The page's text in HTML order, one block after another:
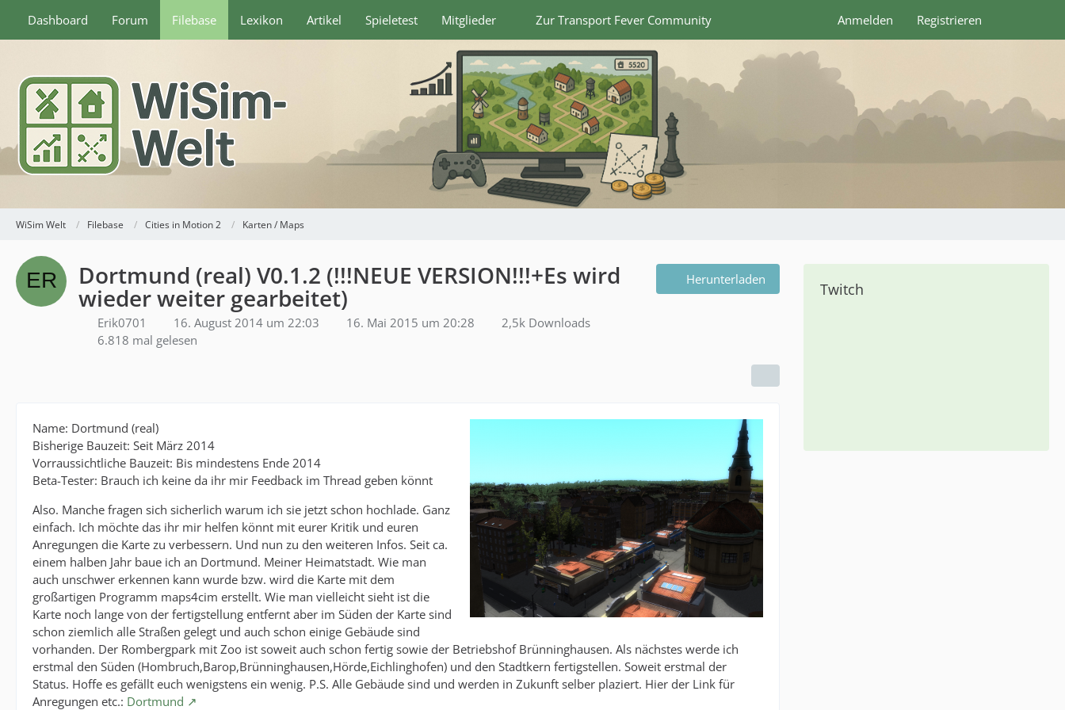
Dashboard Forum Filebase Lexikon Artikel Spieletest Mitglieder Zur Transport Fever Community Anmelden Registrieren
WiSim Welt Filebase Cities in Motion 2 Karten / Maps
Dortmund (real) V0.1.2 (!!!NEUE VERSION!!!+Es wird
wieder weiter gearbeitet)
Erik0701 16. August 2014 um 22:03 16. Mai 2015 um 20:28
2,5k Downloads
6.818 mal gelesen
Herunterladen
Name: Dortmund (real)
Bisherige Bauzeit: Seit März 2014
Vorraussichtliche Bauzeit: Bis mindestens Ende 2014
Beta-Tester: Brauch ich keine da ihr mir Feedback im Thread geben könnt
Also. Manche fragen sich sicherlich warum ich sie jetzt schon hochlade. Ganz
einfach. Ich möchte das ihr mir helfen könnt mit eurer Kritik und euren
Anregungen die Karte zu verbessern. Und nun zu den weiteren Infos. Seit ca.
einem halben Jahr baue ich an Dortmund. Meiner Heimatstadt. Wie man
auch unschwer erkennen kann wurde bzw. wird die Karte mit dem
großartigen Programm maps4cim erstellt. Wie man vielleicht sieht ist die
Karte noch lange von der fertigstellung entfernt aber im Süden der Karte sind
schon ziemlich alle Straßen gelegt und auch schon einige Gebäude sind
vorhanden. Der Rombergpark mit Zoo ist soweit auch schon fertig sowie der Betriebshof Brünninghausen. Als nächstes werde ich
erstmal den Süden (Hombruch,Barop,Brünninghausen,Hörde,Eichlinghofen) und den Stadtkern fertigstellen. Soweit erstmal der
Status. Hoffe es gefällt euch wenigstens ein wenig. P.S. Alle Gebäude sind und werden in Zukunft selber plaziert. Hier der Link für
Anregungen etc.: Dortmund
Twitch